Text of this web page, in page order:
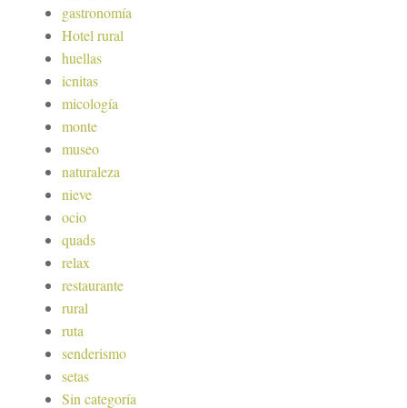
gastronomía
Hotel rural
huellas
icnitas
micología
monte
museo
naturaleza
nieve
ocio
quads
relax
restaurante
rural
ruta
senderismo
setas
Sin categoría